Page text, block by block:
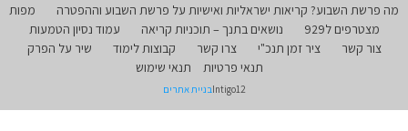
מה פרשת השבוע? קריאות ישראליות ואישיות על פרשת השבוע וההפטרה
מפות
מצטרפים ל929
נושאים בתנך – תוכניות קריאה
עמוד נסיון הטמעות
צור קשר
ציר זמן תנכ"י צרו קשר קבוצות לימוד
שיר על הפרק
תנאי פרטיות
תנאי שימוש
Intigo12בניית אתרים